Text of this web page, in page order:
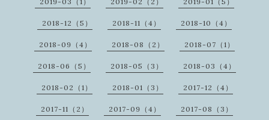
2018-12（5） 2018-11（4） 2018-10（4）
2018-09（4） 2018-08（2） 2018-07（1）
2018-06（5） 2018-05（3） 2018-03（4）
2018-02（1） 2018-01（3） 2017-12（4）
2017-11（2） 2017-09（4） 2017-08（3）